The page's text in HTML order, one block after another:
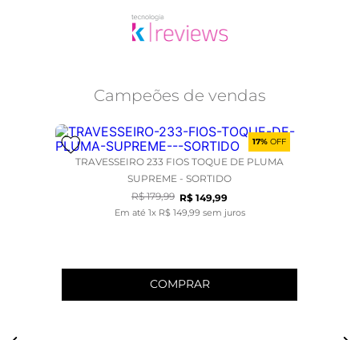
Campeões de vendas
17% OFF
TRAVESSEIRO 233 FIOS TOQUE DE PLUMA
SUPREME - SORTIDO
R$ 179,99 R$ 149,99
Em até 1x R$ 149 99 sem juros
COMPRAR